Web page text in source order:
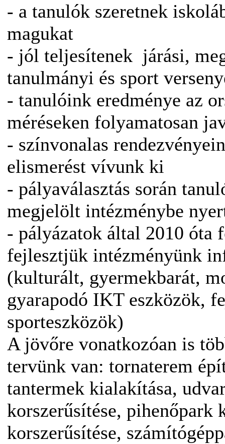
- a tanulók szeretnek
magukat
- jól teljesítenek járási,
tanulmányi és sport
- tanulóink eredménye az
méréseken folyamatosan
- színvonalas
elismerést vívunk ki
- pályaválasztás során
megjelölt intézménybe
- pályázatok által 2010 óta
fejlesztjük intézményünk
(kulturált, gyermekbarát,
gyarapodó IKT eszközök,
sporteszközök)
A jövőre vonatkozóan is
tervünk van: tornaterem
tantermek kialakítása,
korszerűsítése, pihenőpark
korszerűsítése,